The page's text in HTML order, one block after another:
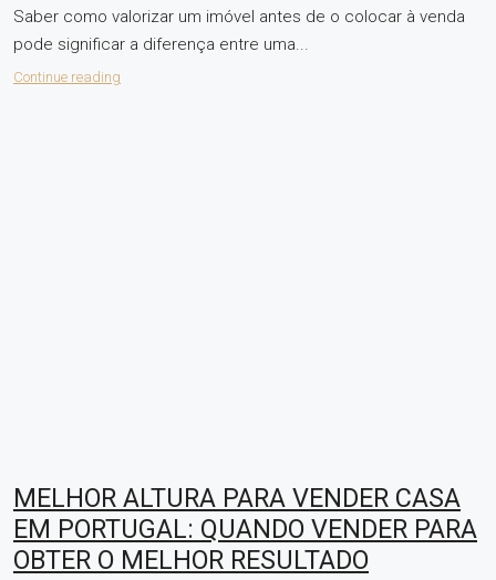
Saber como valorizar um imóvel antes de o colocar à venda
pode significar a diferença entre uma...
Continue reading
MELHOR ALTURA PARA VENDER CASA
EM PORTUGAL: QUANDO VENDER PARA
OBTER O MELHOR RESULTADO